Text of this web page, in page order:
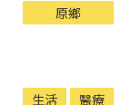
原鄉
生活 醫療